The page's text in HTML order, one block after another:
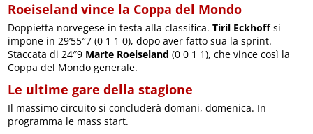
Roeiseland vince la Coppa del Mondo
Doppietta norvegese in testa alla classifica.Tiril Eckhoffsi
impone in 29’55″7 (0 1 1 0), dopo aver fatto sua la sprint.
Staccata di 24″9 Marte Roeiseland (0 0 1 1), che vince così la
Coppa del Mondo generale.
Le ultime gare della stagione
Il massimo circuito si concluderà domani, domenica. In
programma le mass start.